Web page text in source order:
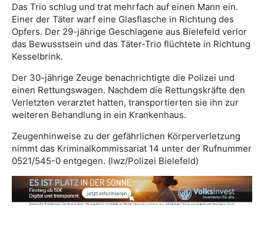
Das Trio schlug und trat mehrfach auf einen Mann ein.
Einer der Täter warf eine Glasflasche in Richtung des
Opfers. Der 29-jährige Geschlagene aus Bielefeld verlor
das Bewusstsein und das Täter-Trio flüchtete in Richtung
Kesselbrink.
Der 30-jährige Zeuge benachrichtigte die Polizei und
einen Rettungswagen. Nachdem die Rettungskräfte den
Verletzten verarztet hatten, transportierten sie ihn zur
weiteren Behandlung in ein Krankenhaus.
Zeugenhinweise zu der gefährlichen Körperverletzung
nimmt das Kriminalkommissariat 14 unter der Rufnummer
0521/545-0 entgegen. (lwz/Polizei Bielefeld)